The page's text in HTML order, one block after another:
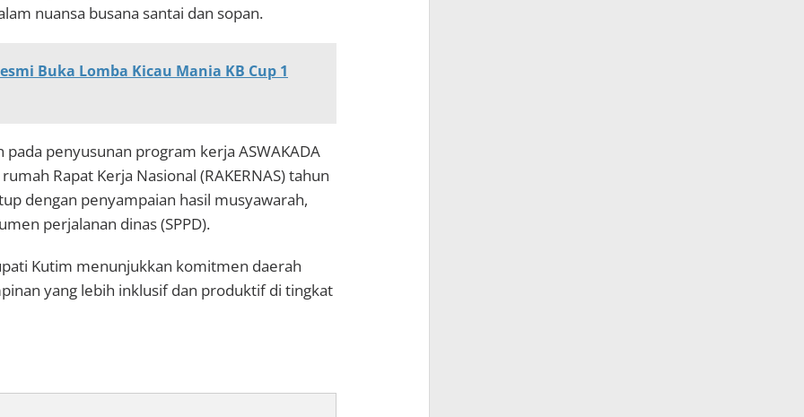
nuansa busana santai dan sopan.
Buka Lomba Kicau Mania KB Cup 1
penyusunan program kerja ASWAKADA
Rapat Kerja Nasional (RAKERNAS) tahun
dengan penyampaian hasil musyawarah,
perjalanan dinas (SPPD).
Kutim menunjukkan komitmen daerah
yang lebih inklusif dan produktif di tingkat